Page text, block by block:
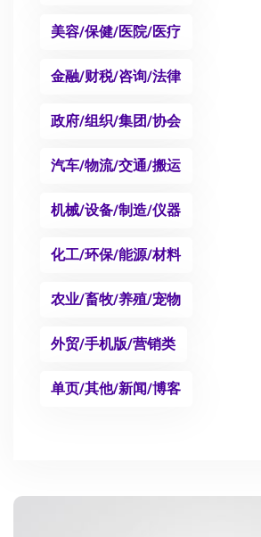
美容/保健/医院/医疗
金融/财税/咨询/法律
政府/组织/集团/协会
汽车/物流/交通/搬运
机械/设备/制造/仪器
化工/环保/能源/材料
农业/畜牧/养殖/宠物
外贸/手机版/营销类
单页/其他/新闻/博客